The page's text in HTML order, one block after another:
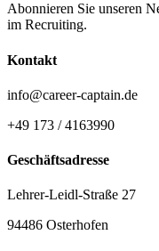
Abonnieren Sie unseren
im Recruiting.
Kontakt
info@career-captain.de
+49 173 / 4163990
Geschäftsadresse
Lehrer-Leidl-Straße 27
94486 Osterhofen